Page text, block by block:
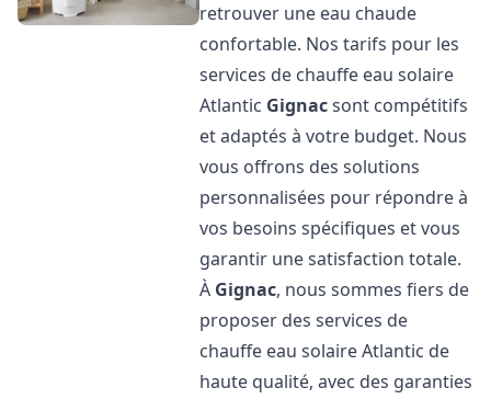
retrouver une eau chaude
confortable. Nos tarifs pour les
services de chauffe eau solaire
Atlantic Gignacsont compétitifs
et adaptés à votre budget. Nous
vous offrons des solutions
personnalisées pour répondre à
vos besoins spécifiques et vous
garantir une satisfaction totale.
À Gignac, nous sommes fiers de
proposer des services de
chauffe eau solaire Atlantic de
haute qualité, avec des garanties